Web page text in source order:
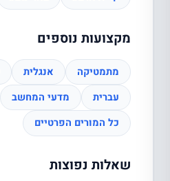
מקצועות נוספים
מתמטיקה אנגלית
עברית
מדעי המחשב
כל המורים הפרטיים
שאלות נפוצות